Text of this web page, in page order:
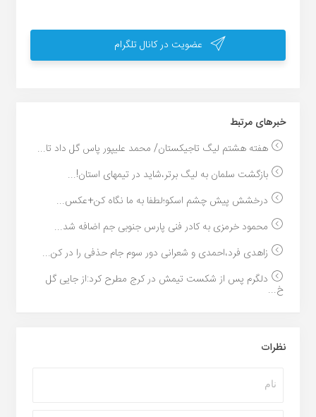
عضویت در کانال تلگرام
خبر‌های مرتبط
هفته هشتم لیگ تاجیکستان/ محمد علیپور پاس گل داد تا...
بازگشت سلمان به لیگ برتر،شاید در تیمهای استان!...
درخشش پیش چشم اسکو؛لطفا به ما نگاه کن+عکس...
محمود خرمزی به کادر فنی پارس جنوبی جم اضافه شد...
زاهدی فرد،احمدی و شعرانی دور سوم جام حذفی را در کن...
دلگرم پس از شکست تیمش در کرج مطرح کرد:از جایی گل
خ...
نظرات